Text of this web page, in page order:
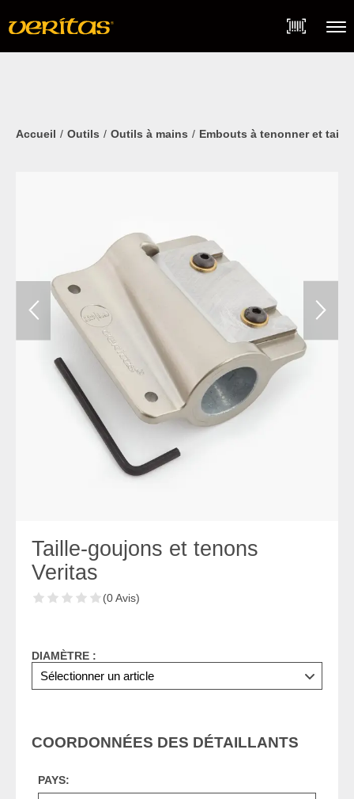
content
Accueil Outils Outils à mains Embouts à tenonner et
Taille-goujons et tenons
Veritas
(0 Avis)
DIAMÈTRE :
COORDONNÉES DES DÉTAILLANTS
PAYS: